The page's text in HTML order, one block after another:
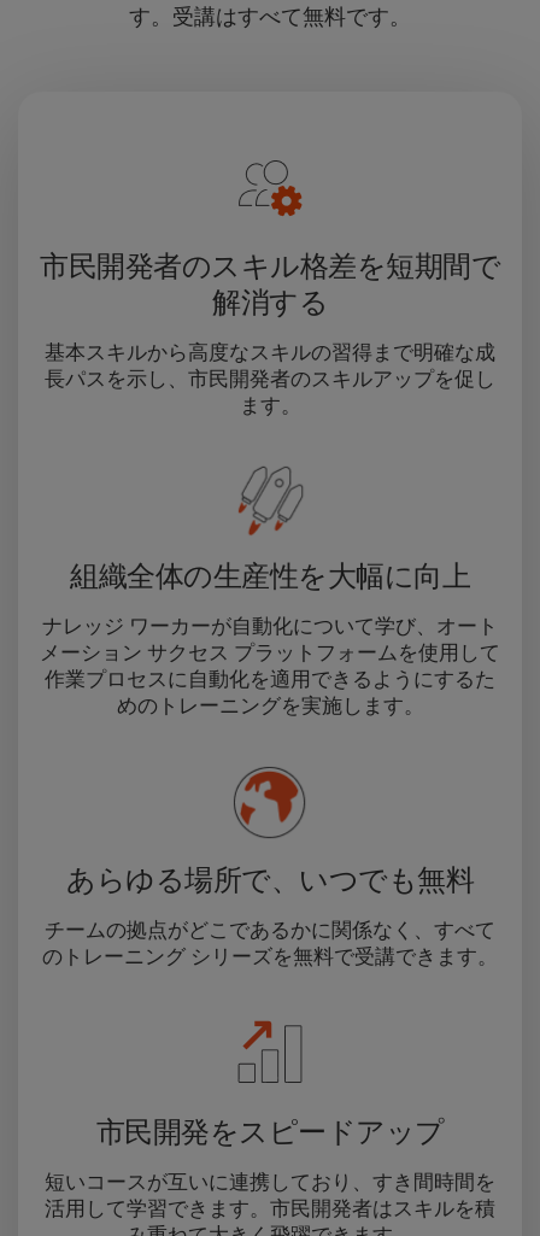
す。受講はすべて無料です。
市民開発者のスキル格差を短期間で
解消する
基本スキルから高度なスキルの習得まで明確な成
長パスを示し、市民開発者のスキルアップを促し
ます。
組織全体の生産性を大幅に向上
ナレッジ ワーカーが自動化について学び、オート
メーション サクセス プラットフォームを使用して
作業プロセスに自動化を適用できるようにするた
めのトレーニングを実施します。
あらゆる場所で、いつでも無料
チームの拠点がどこであるかに関係なく、すべて
のトレーニング シリーズを無料で受講できます。
市民開発をスピードアップ
短いコースが互いに連携しており、すき間時間を
活用して学習できます。市民開発者はスキルを積